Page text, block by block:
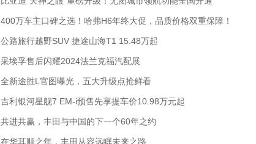
400万车主口碑之选！哈弗H6年终大促，品质价格双重保障！
公路旅行越野SUV 捷途山海T1 15.48万起
采埃孚售后闪耀2024法兰克福汽配展
全新途胜L官图曝光，五大升级点抢鲜看
吉利银河星舰7 EM-i预售先享提车价10.98万元起
共进共赢，丰田与中国的下一个60年之约
在华耳顺之年，丰田从容远瞩未来之路